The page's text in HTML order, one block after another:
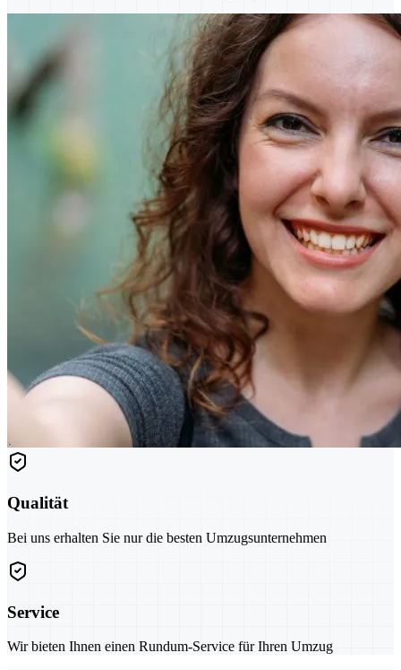
Qualität
Bei uns erhalten Sie nur die besten Umzugsunternehmen
Service
Wir bieten Ihnen einen Rundum-Service für Ihren Umzug